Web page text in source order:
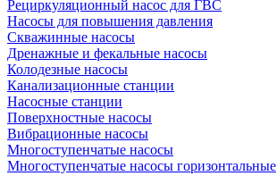
Рециркуляционный насос для ГВС
Насосы для повышения давления
Скважинные насосы
Дренажные и фекальные насосы
Колодезные насосы
Канализационные станции
Насосные станции
Поверхностные насосы
Вибрационные насосы
Многоступенчатые насосы
Многоступенчатые насосы горизонтальные